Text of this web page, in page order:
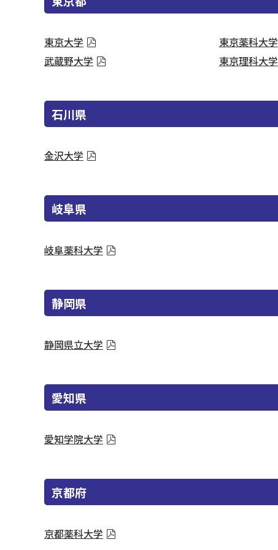
東京大学 東京薬科大学
武蔵野大学
東京理科大学
石川県
金沢大学
岐阜県
岐阜薬科大学
静岡県
静岡県立大学
愛知県
愛知学院大学
京都府
京都薬科大学